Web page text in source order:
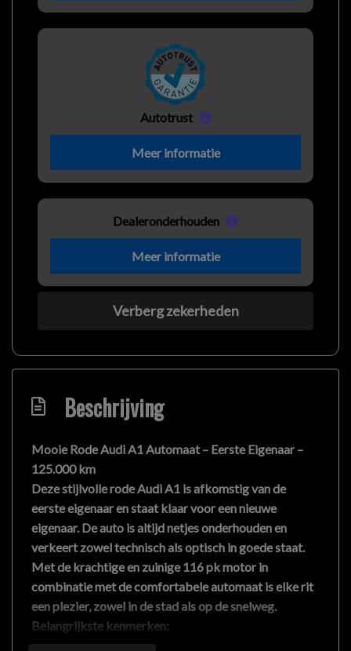
Autotrust
Meer informatie
Dealeronderhouden
Meer informatie
Verberg zekerheden
Beschrijving
Mooie Rode Audi A1 Automaat – Eerste Eigenaar –
125.000 km
Deze stijlvolle rodeAudi A1 is afkomstig van de
eerste eigenaaren staat klaar voor een nieuwe
eigenaar. De auto is altijd netjes onderhouden en
verkeert zowel technisch als optisch in goede staat.
Met de krachtige en zuinige116 pk motor in
combinatie met de comfortabeleautomaatis elke rit
een plezier, zowel in de stad als op de snelweg.
Belangrijkste kenmerken:
✔ Eerste eigenaar